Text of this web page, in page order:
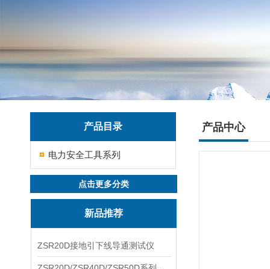
产品目录
电力安全工具系列
点击更多分类
新品推荐
ZSR20D接地引下线导通测试仪
产品中心